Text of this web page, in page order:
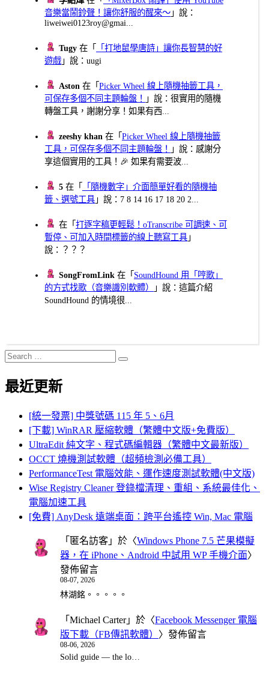
音樂當鬧鈴聲！讓你舒服的醒來～ 」說：
liweiwei0123roy@gmai...
Tugy 在「
「打地鼠學唐詩」讓你長智慧的好
遊戲 」說：uugi
Aston 在「Picker Wheel 線上隨機抽籤工具，
可保存多個不同主題輪盤！
」說：很實用的隨機
轉盤工具，謝謝分享！如果有西...
zeeshy khan 在「Picker Wheel 線上隨機抽籤
工具，可保存多個不同主題輪盤！
」說：感謝分
享這個實用的工具！🎉 如果有需要波...
5 在「
「隨機數字」介面簡單好看的隨機抽
籤、選號工具 」說：7 8 14 16 17 18 20 2...
在「打逐字稿更輕鬆！oTranscribe 可調速、可
暫停、可加入時間標籤的線上聽寫工具 」
說：？？？
SongFromLink 在「 SoundHound 用「哼歌」
的方式找歌（音樂識別軟體）
」說：這篇介紹
SoundHound 的情境很...
Search
for:
Search
最近更新
[統一發票] 中獎號碼 115 年 5、6月
[下載] WinRAR 壓縮軟體（繁體中文版+免費版）
UltraEdit 純文字、程式碼編輯器（繁體中文最新版）
OCCT 燒機測試軟體（超頻檢測必備工具）
PerformanceTest 電腦效能、運作速度測試軟體(中文版)
Wise Registry Cleaner 登錄檔清理、重組、系統最佳化、
電腦加速工具
[免費] AnyDesk 遠端桌面：跨平台遙控 Win, Mac 電腦
「 匿名訪客 」於〈Windows Phone 7.5 芒果模擬
器，在 iPhone、Android 中試用 WP 手機介面〉
發佈留言
08-07, 2026
林湖銘。。。。。
「 Michael Carter」於〈Facebook Messenger 電腦
版下載（FB傳訊軟體） 〉發佈留言
08-06, 2026
Solid guide — the lo…